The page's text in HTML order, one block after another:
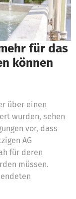
für das
können
über einen
wurden, sehen
vor, dass
AG
für deren
müssen.